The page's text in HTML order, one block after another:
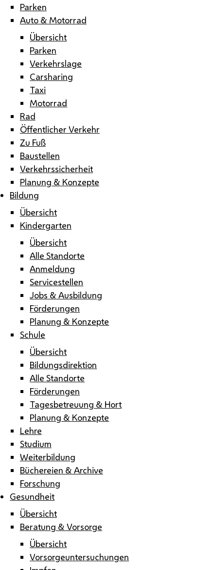
Parken
Auto & Motorrad
Übersicht
Parken
Verkehrslage
Carsharing
Taxi
Motorrad
Rad
Öffentlicher Verkehr
Zu Fuß
Baustellen
Verkehrssicherheit
Planung & Konzepte
Bildung
Übersicht
Kindergarten
Übersicht
Alle Standorte
Anmeldung
Servicestellen
Jobs & Ausbildung
Förderungen
Planung & Konzepte
Schule
Übersicht
Bildungsdirektion
Alle Standorte
Förderungen
Tagesbetreuung & Hort
Planung & Konzepte
Lehre
Studium
Weiterbildung
Büchereien & Archive
Forschung
Gesundheit
Übersicht
Beratung & Vorsorge
Übersicht
Vorsorgeuntersuchungen